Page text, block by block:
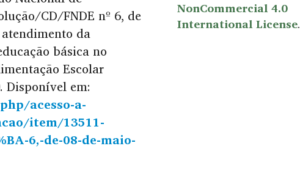
CD/FNDE nº 6, de
da
básica no
Escolar
Disponível em:
acesso-a-
item/13511-
6,-de-08-de-maio-
NonCommercial 4.0
International License.